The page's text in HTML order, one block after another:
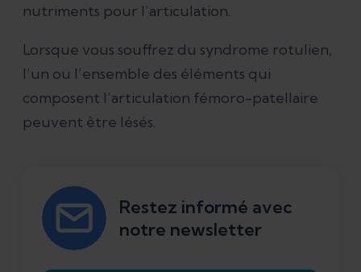
nutriments pour l’articulation.
Lorsque vous souffrez du syndrome rotulien,
l’un ou l’ensemble des éléments qui
composent l’articulation fémoro-patellaire
peuvent être lésés.
Restez informé avec
notre newsletter